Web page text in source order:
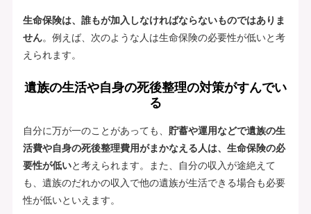
生命保険は、誰もが加入しなければならないものではありま
せん。例えば、次のような人は生命保険の必要性が低いと考
えられます。
遺族の生活や自身の死後整理の対策がすんでい
る
自分に万が一のことがあっても、 貯蓄や運用などで遺族の生
活費や自身の死後整理費用がまかなえる人は、生命保険の必
要性が低いと考えられます。また、自分の収入が途絶えて
も、遺族のだれかの収入で他の遺族が生活できる場合も必要
性が低いといえます。